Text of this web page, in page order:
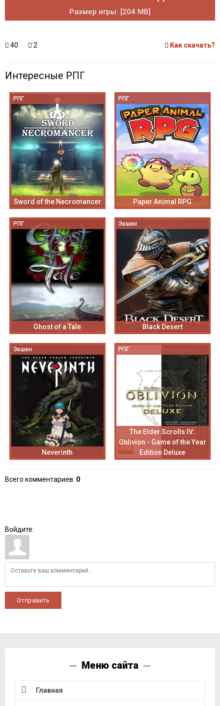
Размер игры: [204 MB]
40 2 Как скачать?
Интересные РПГ
РПГ
Sword of the Necromancer
РПГ
Paper Animal RPG
РПГ
Ghost of a Tale
Экшен
Black Desert
Экшен
Neverinth
РПГ
The Elder Scrolls IV:
Oblivion - Game of the Year
Edition Deluxe
Всего комментариев: 0
Войдите:
Отправить
Меню сайта
Главная